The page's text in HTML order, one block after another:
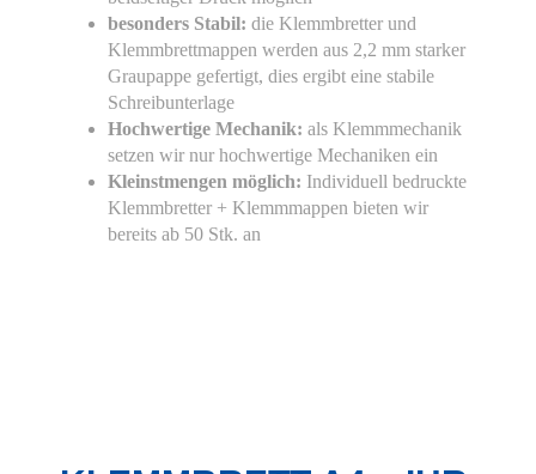
besonders Stabil: die Klemmbretter und
Klemmbrettmappen werden aus 2,2 mm starker
Graupappe gefertigt, dies ergibt eine stabile
Schreibunterlage
Hochwertige Mechanik: als Klemmmechanik
setzen wir nur hochwertige Mechaniken ein
Kleinstmengen möglich: Individuell bedruckte
Klemmbretter + Klemmmappen bieten wir
bereits ab 50 Stk. an
verwendeten Cookies. Sie können Ihre
Zustimmung geben oder sich weitere
Informationen anzeigen lassen.
Essenziell
Funktionell Externe Medien
Alle Cookies akzeptieren